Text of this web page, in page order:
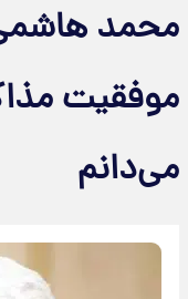
محمد
موفقیت
می‌دانم